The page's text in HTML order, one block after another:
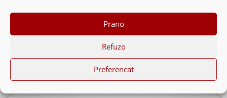
Prano
Refuzo
Preferencat